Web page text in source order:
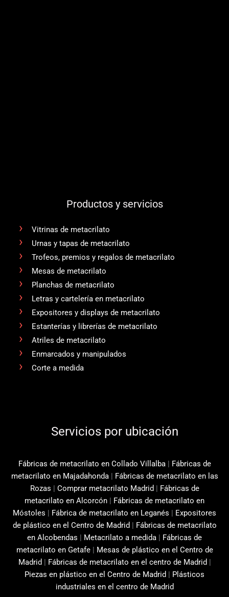
Productos y servicios
Vitrinas de metacrilato
Urnas y tapas de metacrilato
Trofeos, premios y regalos de metacrilato
Mesas de metacrilato
Planchas de metacrilato
Letras y cartelería en metacrilato
Expositores y displays de metacrilato
Estanterías y librerías de metacrilato
Atriles de metacrilato
Enmarcados y manipulados
Corte a medida
Servicios por ubicación
Fábricas de metacrilato en Collado Villalba| Fábricas de
metacrilato en Majadahonda| Fábricas de metacrilato en las
Rozas | Comprar metacrilato Madrid | Fábricas de
metacrilato en Alcorcón | Fábricas de metacrilato en
Móstoles | Fábrica de metacrilato en Leganés | Expositores
de plástico en el Centro de Madrid | Fábricas de metacrilato
en Alcobendas | Metacrilato a medida | Fábricas de
metacrilato en Getafe| Mesas de plástico en el Centro de
Madrid | Fábricas de metacrilato en el centro de Madrid |
Piezas en plástico en el Centro de Madrid | Plásticos
industriales en el centro de Madrid